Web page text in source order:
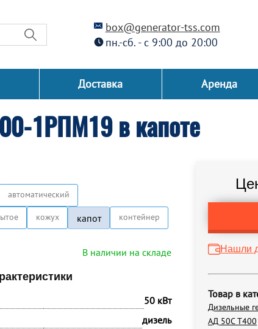
box@generator-tss.com
пн.-сб. - с 9:00 до 20:00
Доставка Аренда
1РПМ19 в капоте
Нашли
Товар в
Дизельные
АД 50С Т400
автоматический
кожух капот контейнер
В наличии на складе
50 кВт
дизель